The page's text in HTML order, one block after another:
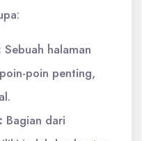
Sebuah halaman
poin penting,
Bagian dari